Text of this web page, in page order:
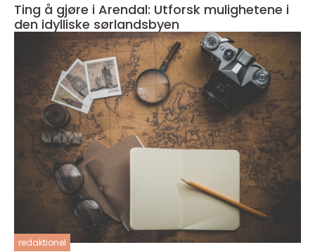
Ting å gjøre i Arendal: Utforsk mulighetene i
den idylliske sørlandsbyen
redaktionel